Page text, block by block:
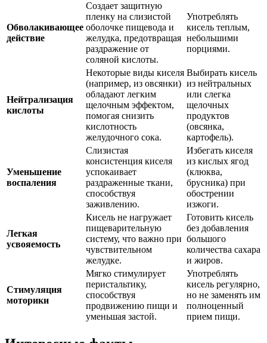
Обволакивающее
действие
Создает защитную
пленку на слизистой
оболочке пищевода и
желудка, предотвращая
раздражение от
соляной кислоты.
Употреблять
кисель теплым,
небольшими
порциями.
Нейтрализация
кислоты
Некоторые виды киселя
(например, из овсянки)
обладают легким
щелочным эффектом,
помогая снизить
кислотность
желудочного сока.
Выбирать кисель
из нейтральных
или слегка
щелочных
продуктов
(овсянка,
картофель).
Уменьшение
воспаления
Слизистая
консистенция киселя
успокаивает
раздраженные ткани,
способствуя
заживлению.
Избегать киселя
из кислых ягод
(клюква,
брусника) при
обострении
изжоги.
Легкая
усвояемость
Кисель не нагружает
пищеварительную
систему, что важно при
чувствительном
желудке.
Готовить кисель
без добавления
большого
количества сахара
и жиров.
Стимуляция
моторики
Мягко стимулирует
перистальтику,
способствуя
продвижению пищи и
уменьшая застой.
Употреблять
кисель регулярно,
но не заменять им
полноценный
прием пищи.